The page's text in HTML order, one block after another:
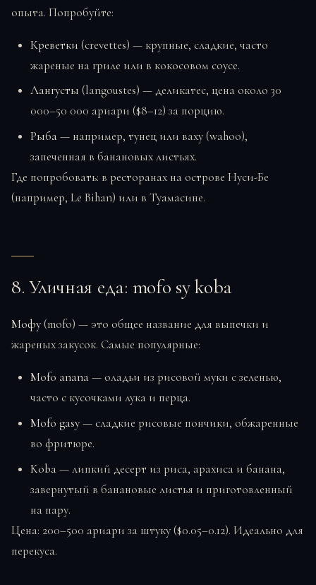
опыта. Попробуйте:
Креветки (crevettes) — крупные, сладкие, часто
жареные на гриле или в кокосовом соусе.
Лангусты (langoustes) — деликатес, цена около 30
000–50 000 ариари ($8–12) за порцию.
Рыба— например, тунец или ваху (wahoo),
запеченная в банановых листьях.
Где попробовать: в ресторанах на острове Нуси-Бе
(например, Le Bihan) или в Туамасине.
8. Уличная еда: mofo sy koba
Мофу(mofo) — это общее название для выпечки и
жареных закусок. Самые популярные:
Mofo anana— оладьи из рисовой муки с зеленью,
часто с кусочками лука и перца.
Mofo gasy— сладкие рисовые пончики, обжаренные
во фритюре.
Koba— липкий десерт из риса, арахиса и банана,
завернутый в банановые листья и приготовленный
на пару.
Цена: 200–500 ариари за штуку ($0.05–0.12). Идеально для
перекуса.